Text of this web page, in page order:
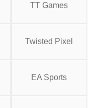
TT Games
Twisted Pixel
EA Sports